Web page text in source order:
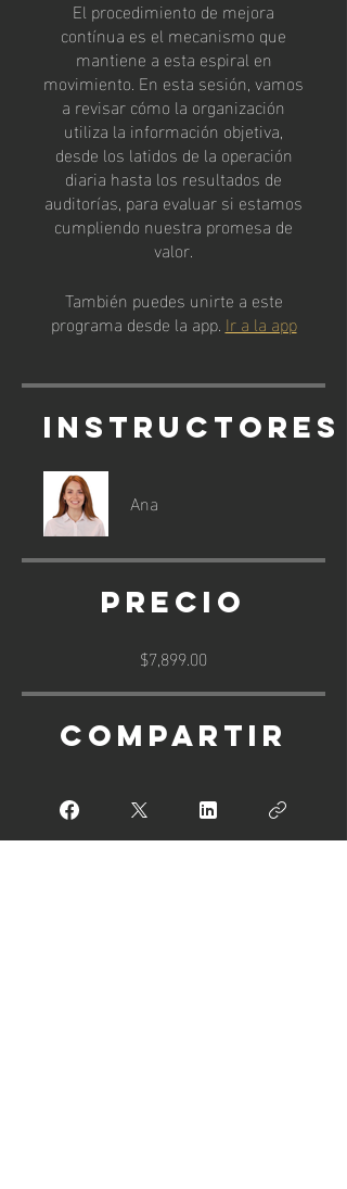
El procedimiento de mejora
contínua es el mecanismo que
mantiene a esta espiral en
movimiento. En esta sesión, vamos
a revisar cómo la organización
utiliza la información objetiva,
desde los latidos de la operación
diaria hasta los resultados de
auditorías, para evaluar si estamos
cumpliendo nuestra promesa de
valor.
También puedes unirte a este
programa desde la app. Ir a la app
Instructores
Ana
Precio
$7,899.00
Compartir